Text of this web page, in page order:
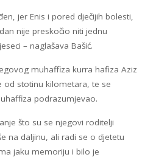
jer Enis i pored dječijih bolesti,
nije preskočio niti jednu
– naglašava Bašić.
muhaffiza kurra hafiza Aziz
od stotinu kilometara, te se
podrazumjevao.
što su se njegovi roditelji
na daljinu, ali radi se o djetetu
jaku memoriju i bilo je